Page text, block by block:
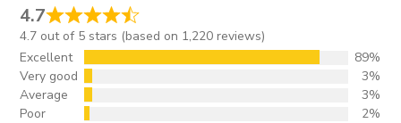
4.7
4.7 out of 5 stars (based on 1,220 reviews)
Excellent
89%
Very good
3%
Average
3%
Poor
2%